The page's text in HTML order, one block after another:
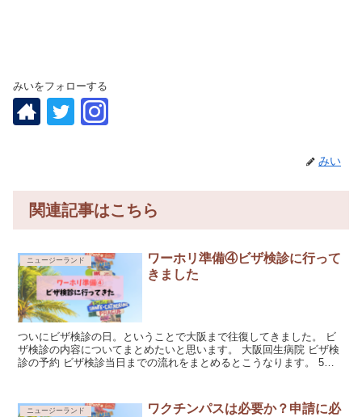
みいをフォローする
みい
関連記事はこちら
ニュージーランド
ワーホリ準備④ビザ検診に行って
きました
ついにビザ検診の日。ということで大阪まで往復してきました。 ビ
ザ検診の内容についてまとめたいと思います。 大阪回生病院 ビザ検
診の予約 ビザ検診当日までの流れをまとめるとこうなります。 5月6
ニュージーランド
ワクチンパスは必要か？申請に必